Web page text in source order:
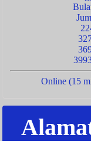
Online (15